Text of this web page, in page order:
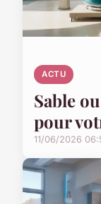
ACTU
Sable
pour
11/06/2026